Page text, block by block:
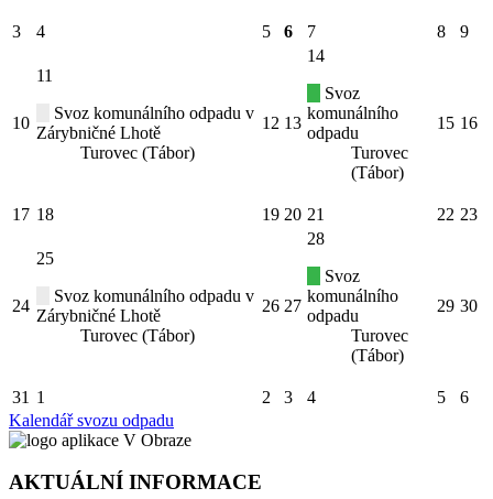
3 4 5 6 7 8 9
10
11
Svoz komunálního odpadu v
Zárybničné Lhotě
Turovec (Tábor)
12 13
14
Svoz
komunálního
odpadu
Turovec
(Tábor)
15 16
17 18 19 20 21 22 23
24
25
Svoz komunálního odpadu v
Zárybničné Lhotě
Turovec (Tábor)
26 27
28
Svoz
komunálního
odpadu
Turovec
(Tábor)
29 30
31 1 2 3 4 5
6
Kalendář svozu odpadu
AKTUÁLNÍ INFORMACE